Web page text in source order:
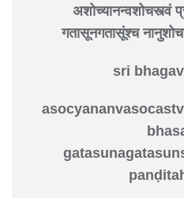
अशोच्यानन्वशोचस्त्वं
गतासूनगतासूंश्च
sri